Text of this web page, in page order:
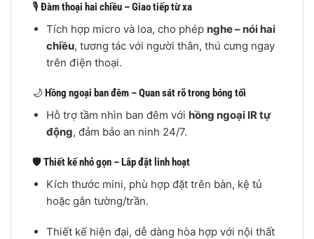
🎙️Đàm thoại hai chiều – Giao tiếp từ xa
Tích hợp micro và loa, cho phép nghe – nói hai
chiều, tương tác với người thân, thú cưng ngay
trên điện thoại.
🌙 Hồng ngoại ban đêm – Quan sát rõ trong bóng tối
Hỗ trợ tầm nhìn ban đêm với hồng ngoại IR tự
động, đảm bảo an ninh 24/7.
🛡️Thiết kế nhỏ gọn – Lắp đặt linh hoạt
Kích thước mini, phù hợp đặt trên bàn, kệ tủ
hoặc gắn tường/trần.
Thiết kế hiện đại, dễ dàng hòa hợp với nội thất